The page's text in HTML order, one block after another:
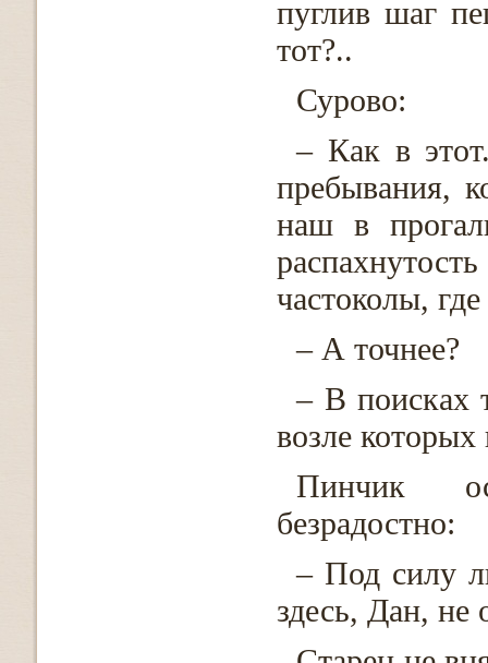
пуглив шаг
тот?..
Сурово:
– Как в
пребывания,
наш в
частоколы,
– А точнее?
– В поисках
возле
Пинчик
безрадостно:
– Под силу
здесь, Дан, не